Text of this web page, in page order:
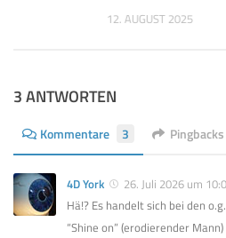
12. AUGUST 2025
3 ANTWORTEN
Kommentare 3 Pingbacks
4D York
26. Juli 2026 um
Hä!? Es handelt sich bei den
“Shine on” (erodierender